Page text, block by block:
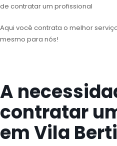
de contratar um profissional
Aqui você contrata o melhor
mesmo para nós!
A
contratar
em Vila